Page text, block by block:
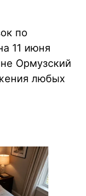
по
11 июня
Ормузский
любых